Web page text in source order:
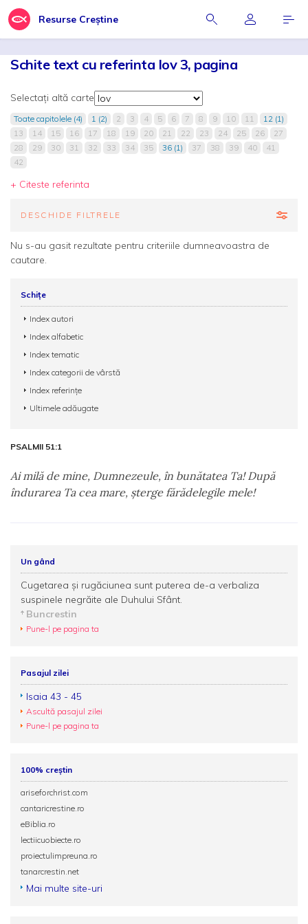
Resurse Creștine
Schite text cu referinta Iov 3, pagina
Selectați altă carte
Toate capitolele (4) 1 (2) 2 3 4 5 6 7 8 9 10 11
12 (1)
13
14 15 16 17 18 19 20 21 22 23 24 25 26
27
28
29 30 31 32 33 34 35 36 (1) 37 38 39 40
41
42
+ Citeste referinta
DESCHIDE FILTRELE
Nu s-au gasit rezultate pentru criteriile dumneavoastra de
cautare.
Schițe
Index autori
Index alfabetic
Index tematic
Index categorii de vârstă
Index referințe
Ultimele adăugate
PSALMII 51:1
Ai milă de mine, Dumnezeule, în bunătatea Ta! După
îndurarea Ta cea mare, şterge fărădelegile mele!
Un gând
Cugetarea şi rugăciunea sunt puterea de-a verbaliza
suspinele negrăite ale Duhului Sfânt.
Buncrestin
Pune-l pe pagina ta
Pasajul zilei
Isaia 43 - 45
Ascultă pasajul zilei
Pune-l pe pagina ta
100% creștin
ariseforchrist.com
cantaricrestine.ro
eBiblia.ro
lectiicuobiecte.ro
proiectulimpreuna.ro
tanarcrestin.net
Mai multe site-uri